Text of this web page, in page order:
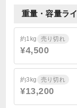
重量・容量ラ
約1kg 売り切れ
¥4,500
約3kg 売り切れ
¥13,200